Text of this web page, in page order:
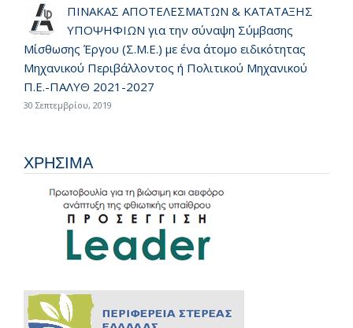
ΠΙΝΑΚΑΣ ΑΠΟΤΕΛΕΣΜΑΤΩΝ & ΚΑΤΑΤΑΞΗΣ
ΥΠΟΨΗΦΙΩΝ για την σύναψη Σύμβασης
Μίσθωσης Έργου (Σ.Μ.Ε.) με ένα άτομο ειδικότητας
Μηχανικού Περιβάλλοντος ή Πολιτικού Μηχανικού
Π.Ε.-ΠΑΛΥΘ 2021-2027
30 Σεπτεμβρίου, 2019
ΧΡΗΣΙΜΑ